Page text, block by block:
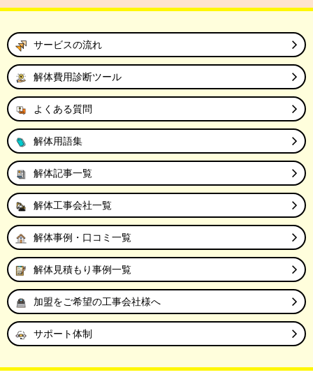
サービスの流れ
解体費用診断ツール
よくある質問
解体用語集
解体記事一覧
解体工事会社一覧
解体事例・口コミ一覧
解体見積もり事例一覧
加盟をご希望の工事会社様へ
サポート体制